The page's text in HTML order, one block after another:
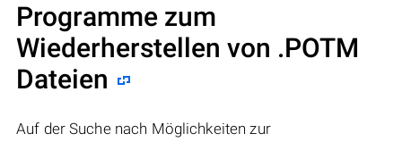
Programme zum
Wiederherstellen von .POTM
Dateien
Auf der Suche nach Möglichkeiten zur